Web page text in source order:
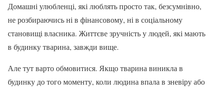
Домашні улюбленці, які люблять просто так, безсумнівно,
не розбираючись ні в фінансовому, ні в соціальному
становищі власника. Життєве зручність у людей, які мають
в будинку тварина, завжди вище.
Але тут варто обмовитися. Якщо тварина виникла в
будинку до того моменту, коли людина впала в зневіру або